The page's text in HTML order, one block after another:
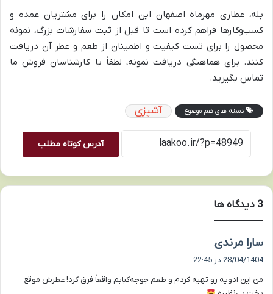
بله، عطاری مهرماه اصفهان این امکان را برای مشتریان عمده و
کسب‌وکارها فراهم کرده است تا قبل از ثبت سفارشات بزرگ، نمونه
محصول را برای تست کیفیت و اطمینان از طعم و عطر آن دریافت
کنند. برای هماهنگی دریافت نمونه، لطفاً با کارشناسان فروش ما
تماس بگیرید.
دسته های هم موضوع آشپزی
آدرس کوتاه مطلب
‫3 دیدگاه ها
سارا مرندی
ف
:
28/04/1404 در 22:45
من این ادویه رو تهیه کردم و طعم جوجه‌کبابم واقعاً فرق کرد! عطرش موقع